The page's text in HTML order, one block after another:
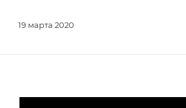
19 марта 2020